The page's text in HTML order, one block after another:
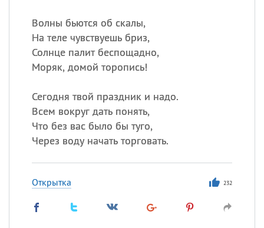
Волны бьются об скалы,
На теле чувствуешь бриз,
Солнце палит беспощадно,
Моряк, домой торопись!
Сегодня твой праздник и надо.
Всем вокруг дать понять,
Что без вас было бы туго,
Через воду начать торговать.
Открытка 232